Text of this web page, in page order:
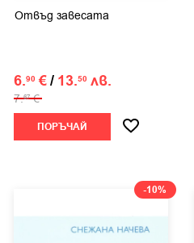
Отвъд завесата
6.90 €/ 13.50 лв.
7.67 €
ПОРЪЧАЙ
-10%